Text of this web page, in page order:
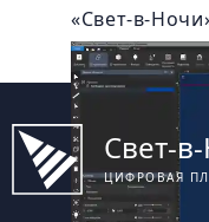
«Свет-в-
Свет-
ЦИФРОВАЯ